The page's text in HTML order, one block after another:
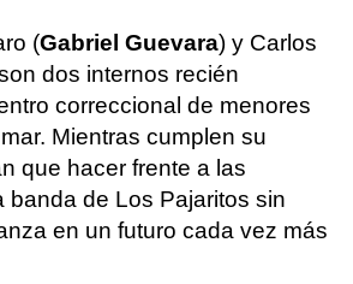
(Gabriel Guevara) y Carlos
dos internos recién
correccional de menores
Mientras cumplen su
que hacer frente a las
banda de Los Pajaritos sin
en un futuro cada vez más